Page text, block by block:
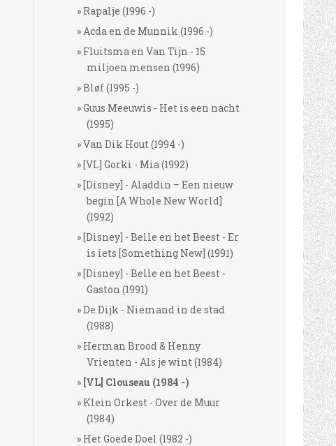
Rapalje (1996 -)
Acda en de Munnik (1996 -)
Fluitsma en Van Tijn - 15
miljoen mensen (1996)
Bløf (1995 -)
Guus Meeuwis - Het is een nacht
(1995)
Van Dik Hout (1994 -)
[VL] Gorki - Mia (1992)
[Disney] - Aladdin – Een nieuw
begin [A Whole New World]
(1992)
[Disney] - Belle en het Beest - Er
is iets [Something New] (1991)
[Disney] - Belle en het Beest -
Gaston (1991)
De Dijk - Niemand in de stad
(1988)
Herman Brood & Henny
Vrienten - Als je wint (1984)
[VL] Clouseau (1984 -)
Klein Orkest - Over de Muur
(1984)
Het Goede Doel (1982 -)